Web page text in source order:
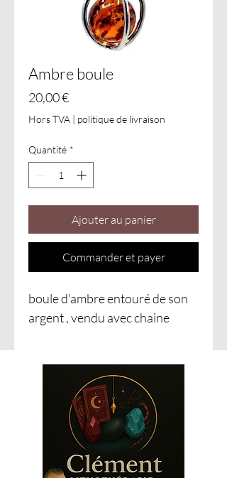
Ambre boule
20,00 €Prix
Hors TVA | politique de livraison
Quantité *
Ajouter au panier
Commander et payer
boule d'ambre entouré de son
argent , vendu avec chaine